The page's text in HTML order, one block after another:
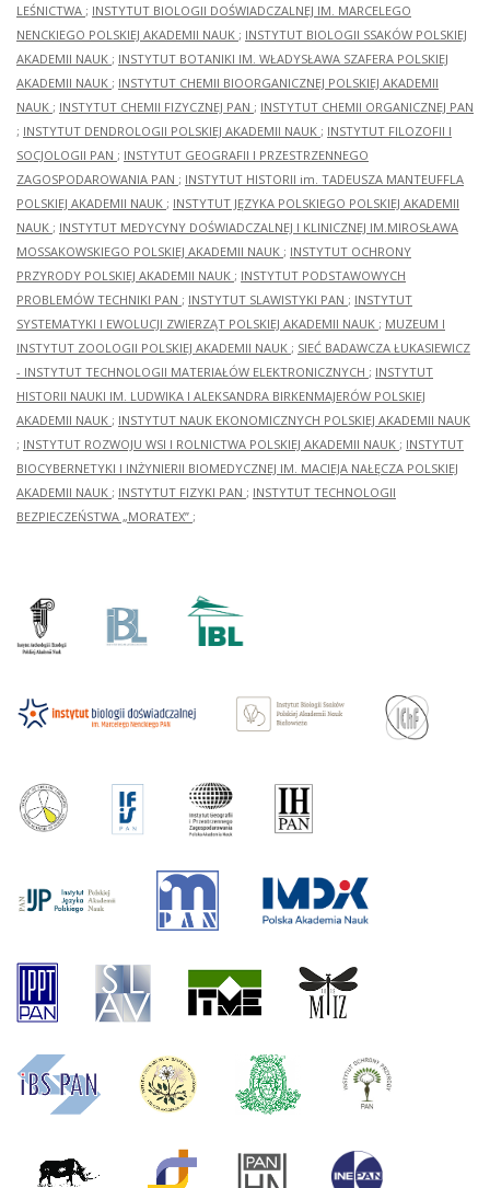
LEŚNICTWA ; INSTYTUT BIOLOGII DOŚWIADCZALNEJ IM. MARCELEGO
NENCKIEGO POLSKIEJ AKADEMII NAUK ; INSTYTUT BIOLOGII SSAKÓW POLSKIEJ
AKADEMII NAUK ; INSTYTUT BOTANIKI IM. WŁADYSŁAWA SZAFERA POLSKIEJ
AKADEMII NAUK ; INSTYTUT CHEMII BIOORGANICZNEJ POLSKIEJ AKADEMII
NAUK ; INSTYTUT CHEMII FIZYCZNEJ PAN ; INSTYTUT CHEMII ORGANICZNEJ PAN
; INSTYTUT DENDROLOGII POLSKIEJ AKADEMII NAUK ; INSTYTUT FILOZOFII I
SOCJOLOGII PAN ; INSTYTUT GEOGRAFII I PRZESTRZENNEGO
ZAGOSPODAROWANIA PAN ; INSTYTUT HISTORII im. TADEUSZA MANTEUFFLA
POLSKIEJ AKADEMII NAUK ; INSTYTUT JĘZYKA POLSKIEGO POLSKIEJ AKADEMII
NAUK ; INSTYTUT MEDYCYNY DOŚWIADCZALNEJ I KLINICZNEJ IM.MIROSŁAWA
MOSSAKOWSKIEGO POLSKIEJ AKADEMII NAUK ; INSTYTUT OCHRONY
PRZYRODY POLSKIEJ AKADEMII NAUK ; INSTYTUT PODSTAWOWYCH
PROBLEMÓW TECHNIKI PAN ; INSTYTUT SLAWISTYKI PAN ; INSTYTUT
SYSTEMATYKI I EWOLUCJI ZWIERZĄT POLSKIEJ AKADEMII NAUK ; MUZEUM I
INSTYTUT ZOOLOGII POLSKIEJ AKADEMII NAUK ; SIEĆ BADAWCZA ŁUKASIEWICZ
- INSTYTUT TECHNOLOGII MATERIAŁÓW ELEKTRONICZNYCH ; INSTYTUT
HISTORII NAUKI IM. LUDWIKA I ALEKSANDRA BIRKENMAJERÓW POLSKIEJ
AKADEMII NAUK ; INSTYTUT NAUK EKONOMICZNYCH POLSKIEJ AKADEMII NAUK
; INSTYTUT ROZWOJU WSI I ROLNICTWA POLSKIEJ AKADEMII NAUK ; INSTYTUT
BIOCYBERNETYKI I INŻYNIERII BIOMEDYCZNEJ IM. MACIEJA NAŁĘCZA POLSKIEJ
AKADEMII NAUK ; INSTYTUT FIZYKI PAN ; INSTYTUT TECHNOLOGII
BEZPIECZEŃSTWA „MORATEX” ;